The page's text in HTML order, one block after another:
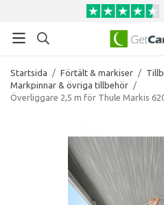
Startsida / Förtält & markiser /
Markpinnar & övriga tillbehör /
Överliggare 2,5 m för Thule Markis